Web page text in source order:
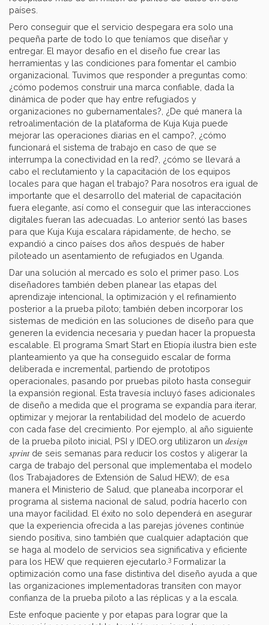
países.
Pero conseguir que el servicio despegara era solo una
pequeña parte de todo lo que teníamos que diseñar y
entregar. El mayor desafío en el diseño fue crear las
herramientas y las condiciones para fomentar el cambio
organizacional. Tuvimos que responder a preguntas como:
¿cómo podemos construir una marca confiable, dada la
dinámica de poder que hay entre refugiados y
organizaciones no gubernamentales?, ¿De qué manera la
retroalimentación de la plataforma de Kuja Kuja puede
mejorar las operaciones diarias en el campo?, ¿cómo
funcionará el sistema de trabajo en caso de que se
interrumpa la conectividad en la red?, ¿cómo se llevará a
cabo el reclutamiento y la capacitación de los equipos
locales para que hagan el trabajo? Para nosotros era igual de
importante que el desarrollo del material de capacitación
fuera elegante, así como el conseguir que las interacciones
digitales fueran las adecuadas. Lo anterior sentó las bases
para que Kuja Kuja escalara rápidamente, de hecho, se
expandió a cinco países dos años después de haber
piloteado un asentamiento de refugiados en Uganda.
Dar una solución al mercado es solo el primer paso. Los
diseñadores también deben planear las etapas del
aprendizaje intencional, la optimización y el refinamiento
posterior a la prueba piloto; también deben incorporar los
sistemas de medición en las soluciones de diseño para que
generen la evidencia necesaria y puedan hacer la propuesta
escalable. El programa Smart Start en Etiopía ilustra bien este
planteamiento ya que ha conseguido escalar de forma
deliberada e incremental, partiendo de prototipos
operacionales, pasando por pruebas piloto hasta conseguir
la expansión regional. Esta travesía incluyó fases adicionales
de diseño a medida que el programa se expandía para iterar,
optimizar y mejorar la rentabilidad del modelo de acuerdo
con cada fase del crecimiento. Por ejemplo, al año siguiente
de la prueba piloto inicial, PSI y IDEO.org utilizaron un design
sprint de seis semanas para reducir los costos y aligerar la
carga de trabajo del personal que implementaba el modelo
(los Trabajadores de Extensión de Salud HEW); de esa
manera el Ministerio de Salud, que planeaba incorporar el
programa al sistema nacional de salud, podría hacerlo con
una mayor facilidad. El éxito no solo dependerá en asegurar
que la experiencia ofrecida a las parejas jóvenes continúe
siendo positiva, sino también que cualquier adaptación que
se haga al modelo de servicios sea significativa y eficiente
para los HEW que requieren ejecutarlo. 3 Formalizar la
optimización como una fase distintiva del diseño ayuda a que
las organizaciones implementadoras transiten con mayor
confianza de la prueba piloto a las réplicas y a la escala.
Este enfoque paciente y por etapas para lograr que la